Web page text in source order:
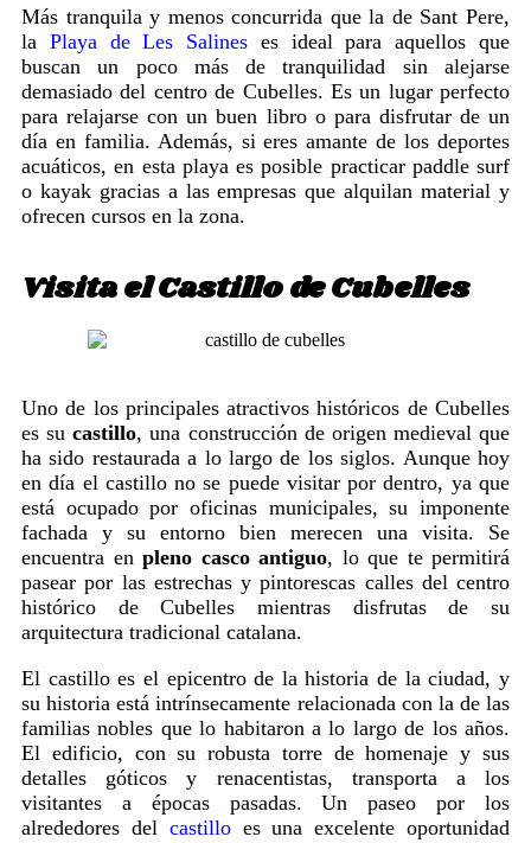
Más tranquila y menos concurrida que la de Sant Pere,
la Playa de Les Salines es ideal para aquellos que
buscan un poco más de tranquilidad sin alejarse
demasiado del centro de Cubelles. Es un lugar perfecto
para relajarse con un buen libro o para disfrutar de un
día en familia. Además, si eres amante de los deportes
acuáticos, en esta playa es posible practicar paddle surf
o kayak gracias a las empresas que alquilan material y
ofrecen cursos en la zona.
Visita el Castillo de Cubelles
Uno de los principales atractivos históricos de Cubelles
es sucastillo, una construcción de origen medieval que
ha sido restaurada a lo largo de los siglos. Aunque hoy
en día el castillo no se puede visitar por dentro, ya que
está ocupado por oficinas municipales, su imponente
fachada y su entorno bien merecen una visita. Se
encuentra en pleno casco antiguo, lo que te permitirá
pasear por las estrechas y pintorescas calles del centro
histórico de Cubelles mientras disfrutas de su
arquitectura tradicional catalana.
El castillo es el epicentro de la historia de la ciudad, y
su historia está intrínsecamente relacionada con la de las
familias nobles que lo habitaron a lo largo de los años.
El edificio, con su robusta torre de homenaje y sus
detalles góticos y renacentistas, transporta a los
visitantes a épocas pasadas. Un paseo por los
alrededores del castilloes una excelente oportunidad